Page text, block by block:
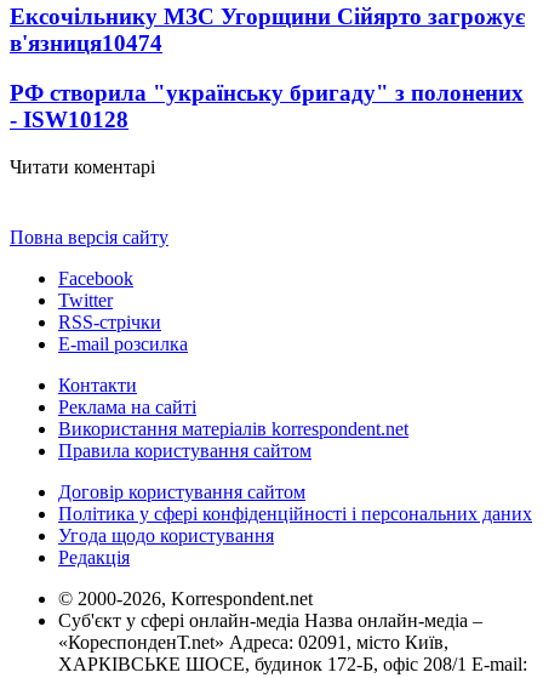
Ексочільнику МЗС Угорщини Сійярто загрожує
в'язниця10474
РФ створила "українську бригаду" з полонених
- ISW10128
Читати коментарі
Повна версія сайту
Facebook
Twitter
RSS-стрічки
E-mail розсилка
Контакти
Реклама на сайті
Використання матеріалів korrespondent.net
Правила користування сайтом
Договір користування сайтом
Політика у сфері конфіденційності і персональних даних
Угода щодо користування
Редакція
© 2000-2026, Korrespondent.net
Суб'єкт у сфері онлайн-медіа Назва онлайн-медіа –
«КореспонденТ.net» Адреса: 02091, місто Київ,
ХАРКІВСЬКЕ ШОСЕ, будинок 172-Б, офіс 208/1 E-mail: